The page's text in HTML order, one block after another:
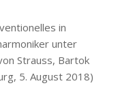
in
unter
Strauss, Bartok
5. August 2018)